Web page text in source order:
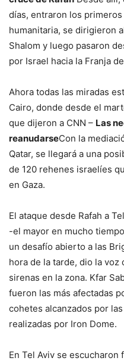
días, entraron los
humanitaria, se dirigieron
Shalom y luego pasaron
por Israel hacia la Franja
Ahora todas las miradas
Cairo, donde desde el
que dijeron a CNN – Las
reanudarseCon la
Qatar, se llegará a una
de 120 rehenes israelíes
en Gaza.
El ataque desde Rafah a
-el mayor en mucho
un desafío abierto a las
hora de la tarde, dio la voz
sirenas en la zona. Kfar
fueron las más afectadas
cohetes alcanzados por
realizadas por Iron Dome.
En Tel Aviv se